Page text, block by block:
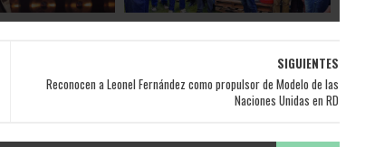
SIGUIENTES
Reconocen a Leonel Fernández como propulsor de Modelo de las
Naciones Unidas en RD